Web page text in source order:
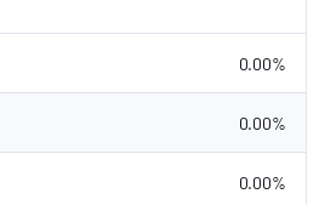
0.00%
0.00%
0.00%